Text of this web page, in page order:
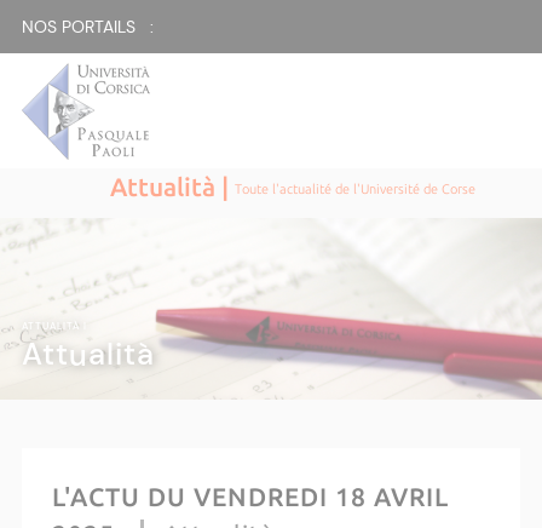
NOS PORTAILS :
Attualità |Toute l'actualité de l'Université de Corse
ATTUALITÀ |
Attualità
L'ACTU DU VENDREDI 18 AVRIL